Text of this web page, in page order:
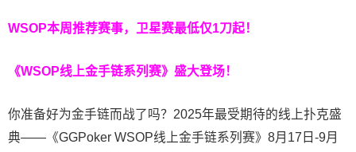
WSOP本周推荐赛事，卫星赛最低仅1刀起！
《WSOP线上金手链系列赛》 盛大登场！
你准备好为金手链而战了吗？2025年最受期待的线上扑克盛
典——《GGPoker WSOP线上金手链系列赛》8月17日-9月